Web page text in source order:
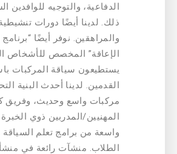
الدفاعية، والتوجيه للوافدين
ذلك. لدينا أيضًا دورات
والمراهقين. نوفر أيضًا
الإعاقة” المخصص للأشخاص
يستطيعون سياقة المركبات
القدمين. لدينا أحدث البنية
مركبات واسع وحديث، وفريق
المهنيين/المدربين ذوي
واسعة من برامج تعلم السياقة
الطلاب. منشآت رائعة في